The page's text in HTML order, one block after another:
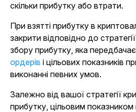
скільки прибутку або втрати.
При взятті прибутку в
закрити відповідно до
збору прибутку, яка
ордерів і цільових показників
виконанні певних умов.
Залежно від вашої стратегії
прибутку, цільовим